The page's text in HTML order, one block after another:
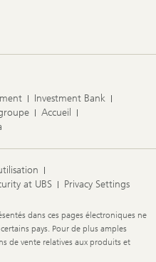
Investment Bank
Accueil
at UBS Privacy Settings
dans ces pages électroniques ne
pays. Pour de plus amples
de vente relatives aux produits et